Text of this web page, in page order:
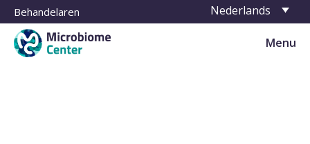
Behandelaren Nederlands
Menu